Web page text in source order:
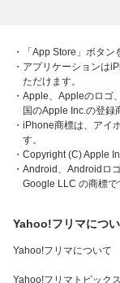
・「App Store」ボタン
・アプリケーションは
ただけます。
・Apple、Appleのロゴ
国のApple Inc.の登録
・iPhone商標は、アイ
す。
・Copyright (C) Apple
・Android、Androidロ
Google LLC の商標で
Yahoo!フリマにつ
Yahoo!フリマについて
Yahoo!フリマトピックス